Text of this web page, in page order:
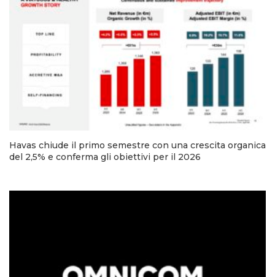
Havas chiude il primo semestre con una crescita organica
del 2,5% e conferma gli obiettivi per il 2026